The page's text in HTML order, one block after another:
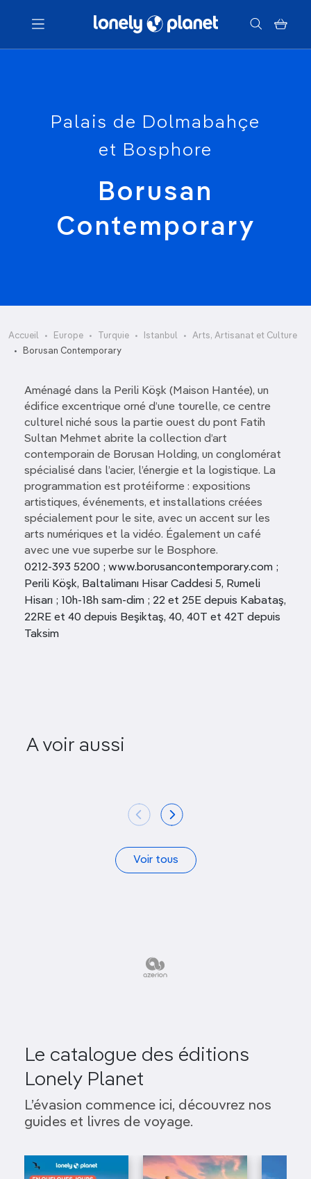
Menu
Votre recherche
Palais de Dolmabahçe
et Bosphore
Borusan
Contemporary
Accueil Europe Turquie Istanbul
Arts, Artisanat et Culture
Borusan Contemporary
Aménagé dans la Perili Köşk (Maison Hantée), un
édifice excentrique orné d’une tourelle, ce centre
culturel niché sous la partie ouest du pont Fatih
Sultan Mehmet abrite la collection d’art
contemporain de Borusan Holding, un conglomérat
spécialisé dans l’acier, l’énergie et la logistique. La
programmation est protéiforme : expositions
artistiques, événements, et installations créées
spécialement pour le site, avec un accent sur les
arts numériques et la vidéo. Également un café
avec une vue superbe sur le Bosphore.
0212-393 5200 ; www.borusancontemporary.com ;
Perili Köşk, Baltalimanı Hisar Caddesi 5, Rumeli
Hisarı ; 10h-18h sam-dim ; 22 et 25E depuis Kabataş,
22RE et 40 depuis Beşiktaş, 40, 40T et 42T depuis
Taksim
A voir aussi
SALT Galata
Voir tous
Le catalogue des éditions
Lonely Planet
L’évasion commence ici, découvrez nos
guides et livres de voyage.